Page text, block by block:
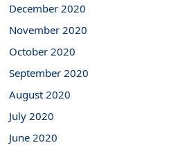
December 2020
November 2020
October 2020
September 2020
August 2020
July 2020
June 2020